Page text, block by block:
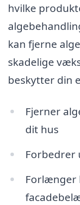
hvilke
kan fjerne
skadelige
beskytter din
Fjerner
dit hus
Forbedrer
Forlænger